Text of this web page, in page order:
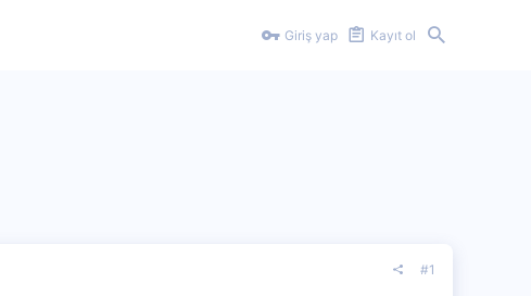
Giriş yap Kayıt ol
#1